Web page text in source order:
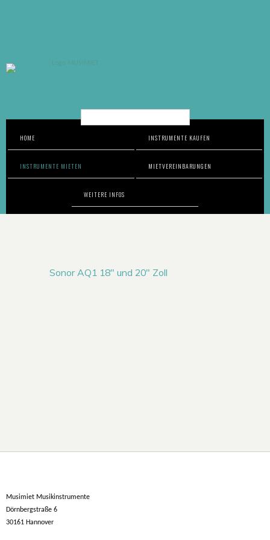
HOME INSTRUMENTE KAUFEN
INSTRUMENTE MIETEN MIETVEREINBARUNGEN
WEITERE INFOS
Sonor AQ1 18″ und 20″ Zoll
Musimiet Musikinstrumente
Dörnbergstraße 6
30161 Hannover